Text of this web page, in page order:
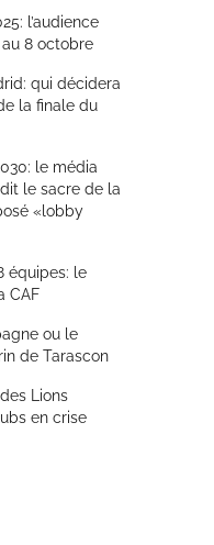
l’audience
8 octobre
qui décidera
la finale du
le média
le sacre de la
«lobby
équipes: le
CAF
ou le
de Tarascon
Lions
en crise